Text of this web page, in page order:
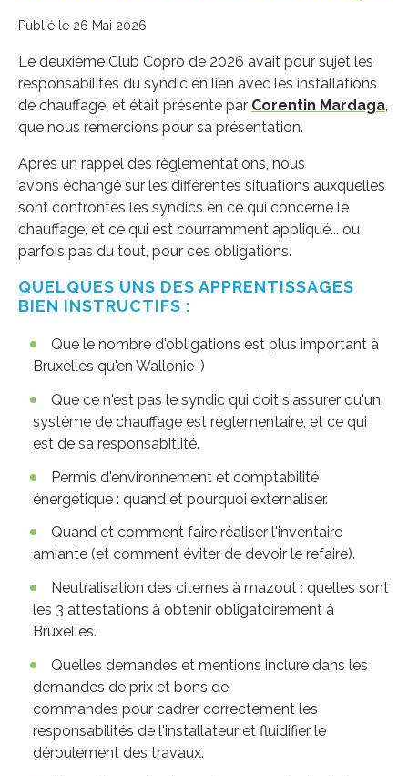
Publié le 26 Mai 2026
Le deuxième Club Copro de 2026 avait pour sujet les
responsabilités du syndic en lien avec les installations
de chauffage, et était présenté par Corentin Mardaga,
que nous remercions pour sa présentation.
Après un rappel des règlementations, nous
avons échangé sur les différentes situations auxquelles
sont confrontés les syndics en ce qui concerne le
chauffage, et ce qui est courramment appliqué... ou
parfois pas du tout, pour ces obligations.
QUELQUES UNS DES APPRENTISSAGES
BIEN INSTRUCTIFS :
Que le nombre d'obligations est plus important à
Bruxelles qu'en Wallonie :)
Que ce n'est pas le syndic qui doit s'assurer qu'un
système de chauffage est règlementaire, et ce qui
est de sa responsabitlité.
Permis d'environnement et comptabilité
énergétique : quand et pourquoi externaliser.
Quand et comment faire réaliser l'inventaire
amiante (et comment éviter de devoir le refaire).
Neutralisation des citernes à mazout : quelles sont
les 3 attestations à obtenir obligatoirement à
Bruxelles.
Quelles demandes et mentions inclure dans les
demandes de prix et bons de
commandes pour cadrer correctement les
responsabilités de l'installateur et fluidifier le
déroulement des travaux.